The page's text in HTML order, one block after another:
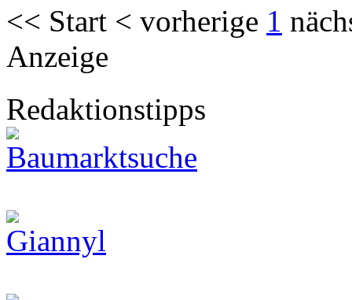
<< Start < vorherige 1
Anzeige
Redaktionstipps